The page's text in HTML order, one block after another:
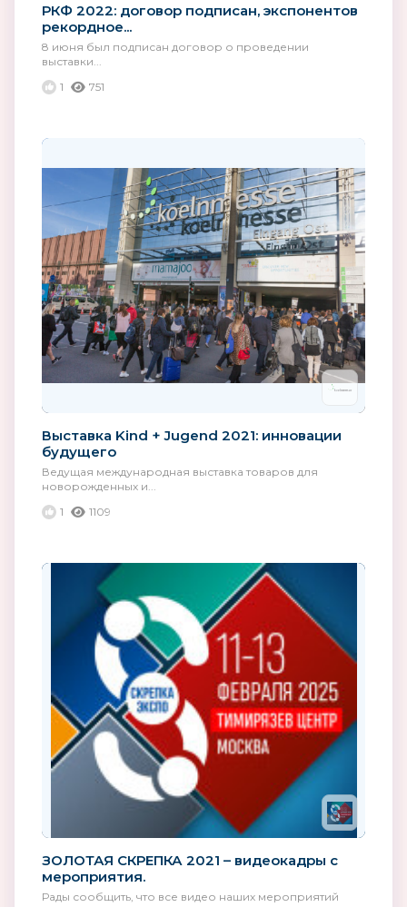
РКФ 2022: договор подписан, экспонентов
рекордное...
8 июня был подписан договор о проведении
выставки...
1
751
Выставка Kind + Jugend 2021: инновации
будущего
Ведущая международная выставка товаров для
новорожденных и...
1
1109
ЗОЛОТАЯ СКРЕПКА 2021 – видеокадры с
мероприятия.
Рады сообщить, что все видео наших мероприятий